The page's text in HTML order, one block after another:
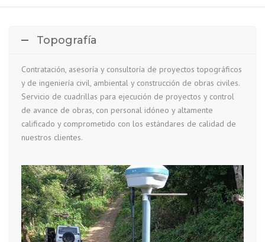
Topografía
Contratación, asesoría y consultoría de proyectos topográficos
y de ingeniería civil, ambiental y construcción de obras civiles.
Servicio de cuadrillas para ejecución de proyectos y control
de avance de obras, con personal idóneo y altamente
calificado y comprometido con los estándares de calidad de
nuestros clientes.